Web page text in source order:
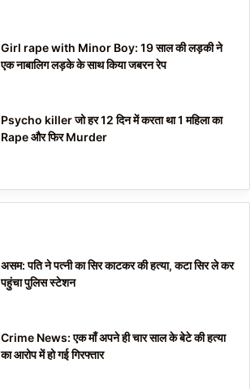
Girl rape with Minor Boy: 19 साल की लड़की ने
एक नाबालिग लड़के के साथ किया जबरन रेप
Psycho killer जो हर 12 दिन में करता था 1 महिला का
Rape और फिर Murder
असम: पति ने पत्नी का सिर काटकर की हत्या, कटा सिर ले कर
पहुंचा पुलिस स्टेशन
Crime News: एक माँ अपने ही चार साल के बेटे की हत्या
का आरोप में हो गई गिरफ्तार